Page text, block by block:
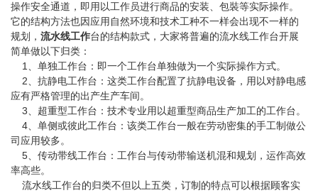
操作安全通道，即用以工作员进行商品的安装、包裝等实际操作。
它的结构方法也因应用自然环境和技术工种不一样会出现不一样的
规划， 流水线工作台的结构款式，大家将普遍的流水线工作台开展
简单做以下归类：
1、单独工作台：即一个工作台单独做为一个实际操作方式。
2、抗静电工作台：这类工作台配置了抗静电设备，用以对静电感
应有严格管理的出产生产车间。
3、超重型工作台：技术专业用以超重型商品生产加工的工作台。
4、单侧或彼此工作台：该类工作台一般在劳动密集的手工制做公
司应用较多。
5、传动带线工作台：工作台与传动带输送机混和规划，运作高效
率高些。
流水线工作台的归类不但以上五类，订制的特点可以根据顾客实